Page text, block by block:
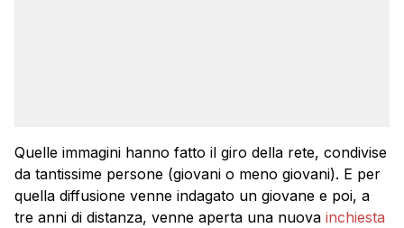
Quelle immagini hanno fatto il giro della rete, condivise
da tantissime persone (giovani o meno giovani). E per
quella diffusione venne indagato un giovane e poi, a
tre anni di distanza, venne aperta una nuova inchiesta